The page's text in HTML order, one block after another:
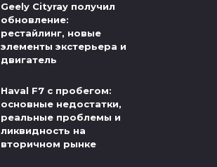
Geely Cityray получил
обновление:
рестайлинг, новые
элементы экстерьера и
двигатель
Haval F7 с пробегом:
основные недостатки,
реальные проблемы и
ликвидность на
вторичном рынке